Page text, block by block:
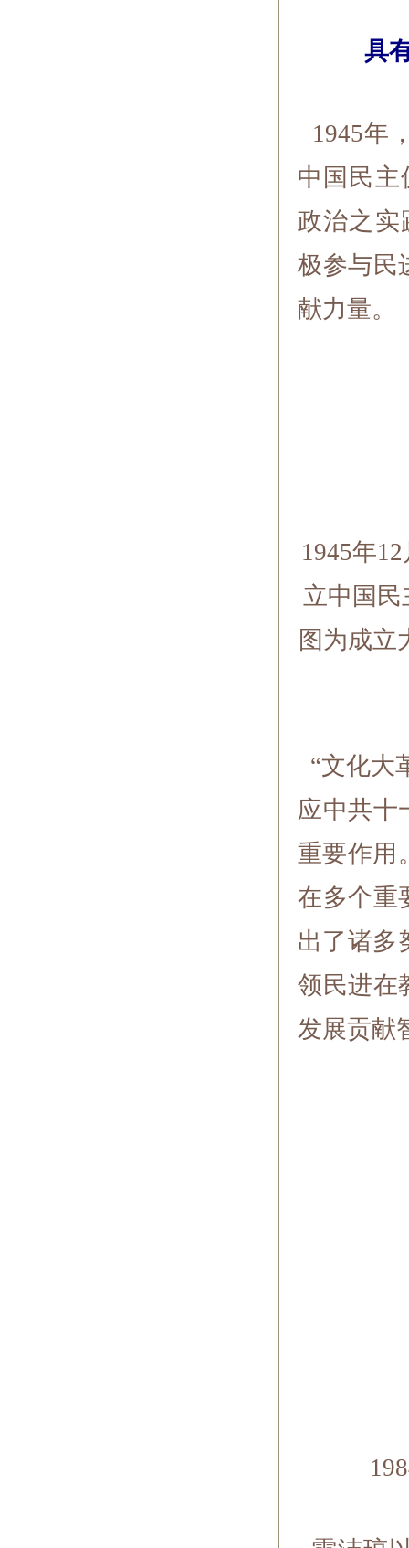
具
1945年
中国民主
政治之实
极参与民
献力量。
1945年
立中国
图为成
“文化大
应中共十
重要作用
在多个重
出了诸多
领民进在
发展贡献